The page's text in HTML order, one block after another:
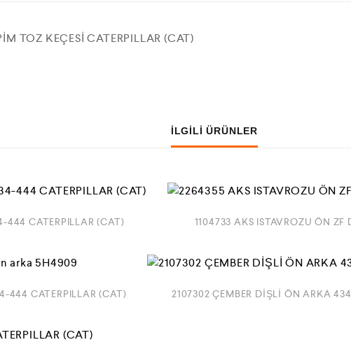
TOZ KEÇESİ CATERPILLAR (CAT)
İLGILI ÜRÜNLER
444 CATERPILLAR (CAT) 1104733 AKS ISTAVROZU ÖN ZF
444 CATERPILLAR (CAT) 2107302 ÇEMBER DİŞLİ ÖN ARKA